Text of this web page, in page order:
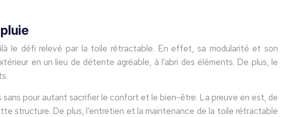
le défi relevé par la toile rétractable. En effet, sa modularité et son
en un lieu de détente agréable, à l’abri des éléments. De plus, le
pour autant sacrifier le confort et le bien-être. La preuve en est, de
structure. De plus, l’entretien et la maintenance de la toile rétractable